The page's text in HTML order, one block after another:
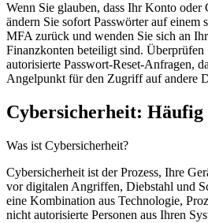
Wenn Sie glauben, dass Ihr Konto
ändern Sie sofort Passwörter auf einem
MFA zurück und wenden Sie sich an
Finanzkonten beteiligt sind.
autorisierte Passwort-Reset-Anfragen,
Angelpunkt für den Zugriff auf andere
Cybersicherheit: Häufig
Was ist Cybersicherheit?
Cybersicherheit ist der Prozess, Ihre
vor digitalen Angriffen, Diebstahl und
eine Kombination aus Technologie,
nicht autorisierte Personen aus Ihren